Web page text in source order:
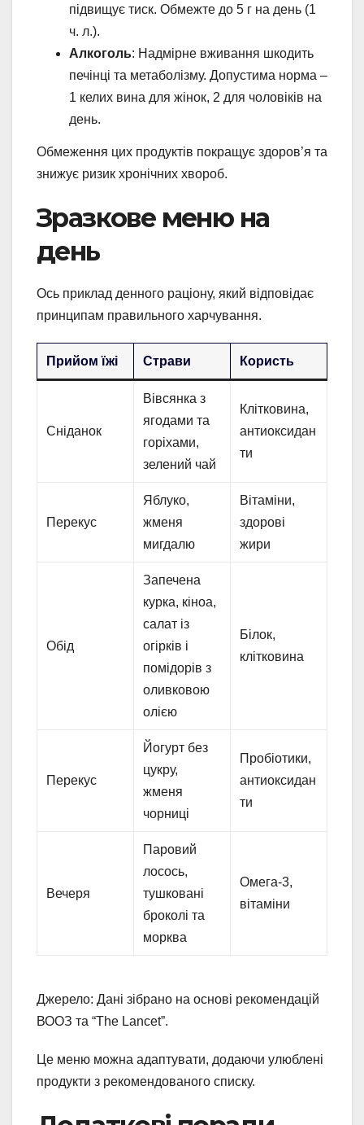
підвищує тиск. Обмежте до 5 г на день (1
ч. л.).
Алкоголь: Надмірне вживання шкодить
печінці та метаболізму. Допустима норма –
1 келих вина для жінок, 2 для чоловіків на
день.
Обмеження цих продуктів покращує здоров’я та
знижує ризик хронічних хвороб.
Зразкове меню на
день
Ось приклад денного раціону, який відповідає
принципам правильного харчування.
Прийом їжі Страви Користь
Сніданок
Вівсянка з
ягодами та
горіхами,
зелений чай
Клітковина,
антиоксидан
ти
Перекус
Яблуко,
жменя
мигдалю
Вітаміни,
здорові
жири
Обід
Запечена
курка, кіноа,
салат із
огірків і
помідорів з
оливковою
олією
Білок,
клітковина
Перекус
Йогурт без
цукру,
жменя
чорниці
Пробіотики,
антиоксидан
ти
Вечеря
Паровий
лосось,
тушковані
броколі та
морква
Омега-3,
вітаміни
Джерело: Дані зібрано на основі рекомендацій
ВООЗ та “The Lancet”.
Це меню можна адаптувати, додаючи улюблені
продукти з рекомендованого списку.